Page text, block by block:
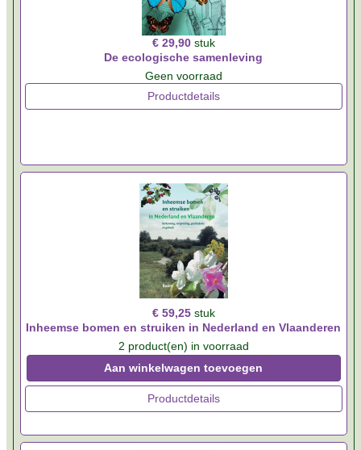
€ 29,90 stuk
De ecologische samenleving
Geen voorraad
Productdetails
€ 59,25 stuk
Inheemse bomen en struiken in Nederland en Vlaanderen
2 product(en) in voorraad
Aan winkelwagen toevoegen
Productdetails